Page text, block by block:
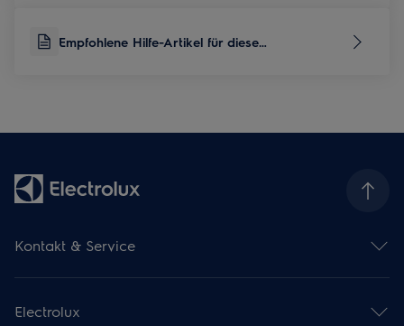
Empfohlene Hilfe-Artikel für diese
Kontakt & Service
Serviceübersicht
Reparaturservice
Electrolux